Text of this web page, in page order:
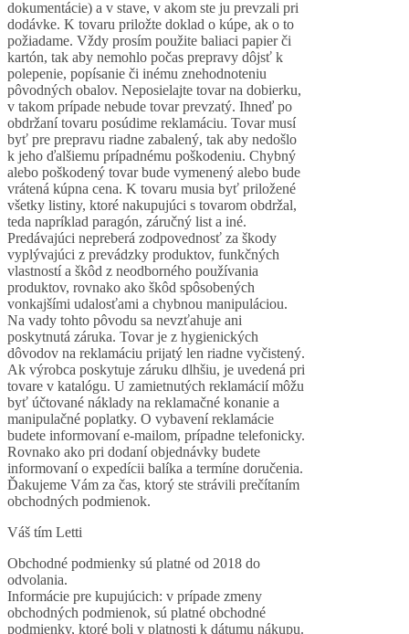
dokumentácie) a v stave, v akom ste ju prevzali pri
dodávke. K tovaru priložte doklad o kúpe, ak o to
požiadame. Vždy prosím použite baliaci papier či
kartón, tak aby nemohlo počas prepravy dôjsť k
polepenie, popísanie či inému znehodnoteniu
pôvodných obalov. Neposielajte tovar na dobierku,
v takom prípade nebude tovar prevzatý. Ihneď po
obdržaní tovaru posúdime reklamáciu. Tovar musí
byť pre prepravu riadne zabalený, tak aby nedošlo
k jeho ďalšiemu prípadnému poškodeniu. Chybný
alebo poškodený tovar bude vymenený alebo bude
vrátená kúpna cena. K tovaru musia byť priložené
všetky listiny, ktoré nakupujúci s tovarom obdržal,
teda napríklad paragón, záručný list a iné.
Predávajúci nepreberá zodpovednosť za škody
vyplývajúci z prevádzky produktov, funkčných
vlastností a škôd z neodborného používania
produktov, rovnako ako škôd spôsobených
vonkajšími udalosťami a chybnou manipuláciou.
Na vady tohto pôvodu sa nevzťahuje ani
poskytnutá záruka. Tovar je z hygienických
dôvodov na reklamáciu prijatý len riadne vyčistený.
Ak výrobca poskytuje záruku dlhšiu, je uvedená pri
tovare v katalógu. U zamietnutých reklamácií môžu
byť účtované náklady na reklamačné konanie a
manipulačné poplatky. O vybavení reklamácie
budete informovaní e-mailom, prípadne telefonicky.
Rovnako ako pri dodaní objednávky budete
informovaní o expedícii balíka a termíne doručenia.
Ďakujeme Vám za čas, ktorý ste strávili prečítaním
obchodných podmienok.
Váš tím Letti
Obchodné podmienky sú platné od 2018 do
odvolania.
Informácie pre kupujúcich: v prípade zmeny
obchodných podmienok, sú platné obchodné
podmienky, ktoré boli v platnosti k dátumu nákupu.